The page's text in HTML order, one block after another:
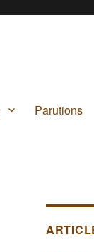
Parutions